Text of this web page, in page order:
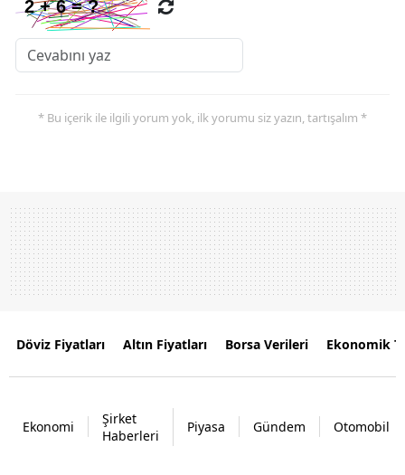
* Bu içerik ile ilgili yorum yok, ilk yorumu siz yazın, tartışalım *
Döviz Fiyatları Altın Fiyatları Borsa Verileri Ekonomik
Ekonomi
Şirket
Haberleri
Piyasa Gündem Otomobil